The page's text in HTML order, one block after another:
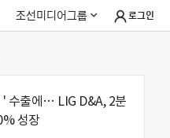
조선미디어그룹 로그인